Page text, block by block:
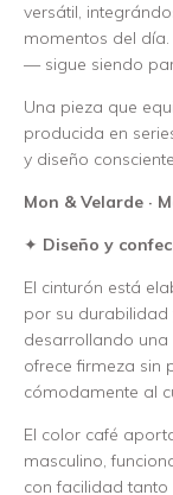
versátil,
momentos del
— sigue siendo
Una pieza que
producida en
y diseño
Mon & Velarde ·
✦ Diseño y
El cinturón está
por su durabilidad
desarrollando una
ofrece firmeza sin
cómodamente al
El color café
masculino,
con facilidad